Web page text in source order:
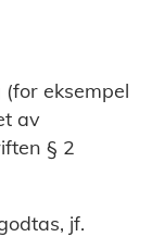
eksempel
av
§ 2
jf.